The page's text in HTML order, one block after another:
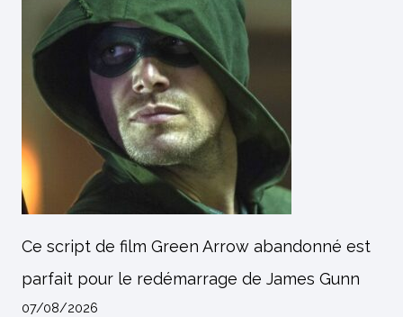
Ce script de film Green Arrow abandonné est
parfait pour le redémarrage de James Gunn
07/08/2026